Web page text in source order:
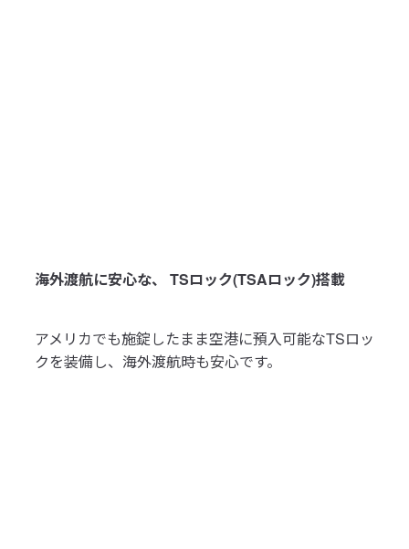
海外渡航に安心な、 TSロック(TSAロック)搭載
アメリカでも施錠したまま空港に預入可能なTSロッ
クを装備し、海外渡航時も安心です。